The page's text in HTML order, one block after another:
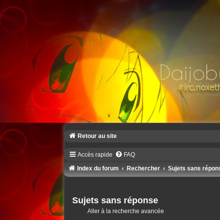
Retour au site
Accès rapide
FAQ
Index du forum
Rechercher Sujets sans
Sujets sans réponse
Aller à la recherche avancée